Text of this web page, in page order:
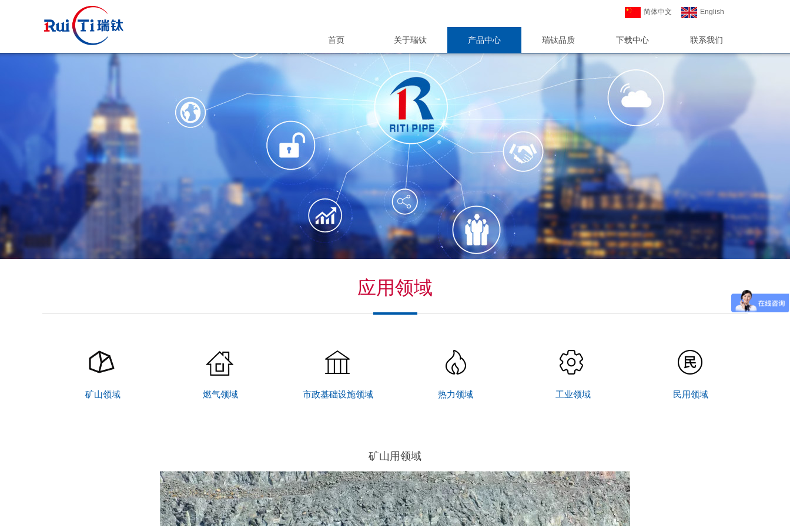
首页 关于瑞钛 产品中心 瑞钛品质 下载中心 联系我们
简体中文 English
应用领域
矿山领域 燃气领域 市政基础设施领域 热力领域 工业领域 民用领域
矿山用领域